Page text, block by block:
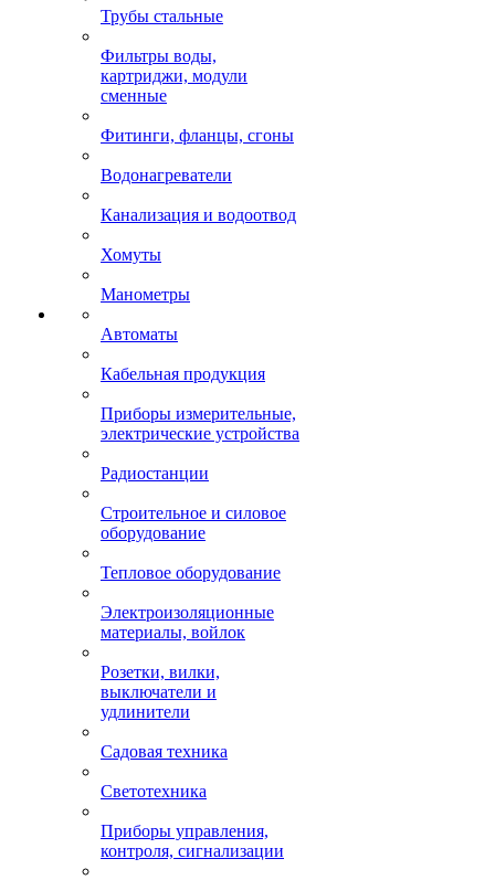
Трубы стальные
Фильтры воды,
картриджи, модули
сменные
Фитинги, фланцы, сгоны
Водонагреватели
Канализация и водоотвод
Хомуты
Манометры
Автоматы
Кабельная продукция
Приборы измерительные,
электрические устройства
Радиостанции
Строительное и силовое
оборудование
Тепловое оборудование
Электроизоляционные
материалы, войлок
Розетки, вилки,
выключатели и
удлинители
Садовая техника
Светотехника
Приборы управления,
контроля, сигнализации